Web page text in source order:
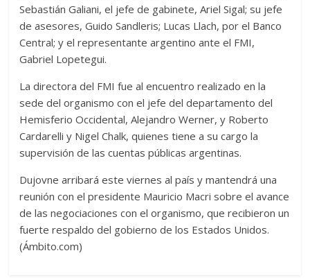
Sebastián Galiani, el jefe de gabinete, Ariel Sigal; su jefe
de asesores, Guido Sandleris; Lucas Llach, por el Banco
Central; y el representante argentino ante el FMI,
Gabriel Lopetegui.
La directora del FMI fue al encuentro realizado en la
sede del organismo con el jefe del departamento del
Hemisferio Occidental, Alejandro Werner, y Roberto
Cardarelli y Nigel Chalk, quienes tiene a su cargo la
supervisión de las cuentas públicas argentinas.
Dujovne arribará este viernes al país y mantendrá una
reunión con el presidente Mauricio Macri sobre el avance
de las negociaciones con el organismo, que recibieron un
fuerte respaldo del gobierno de los Estados Unidos.
(Ámbito.com)